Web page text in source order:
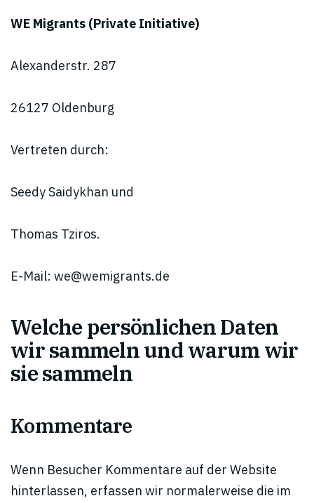
WE Migrants (Private Initiative)
Alexanderstr. 287
26127 Oldenburg
Vertreten durch:
Seedy Saidykhan und
Thomas Tziros.
E-Mail: we@wemigrants.de
Welche persönlichen Daten
wir sammeln und warum wir
sie sammeln
Kommentare
Wenn Besucher Kommentare auf der Website
hinterlassen, erfassen wir normalerweise die im